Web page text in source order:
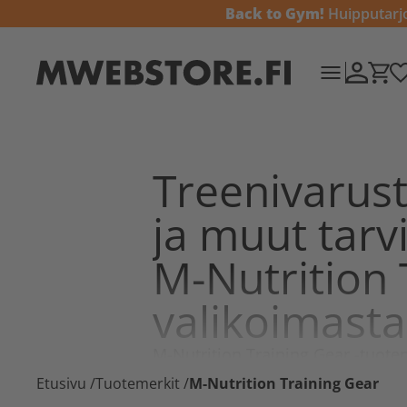
Back to Gym!
ja muut
M-Nutrition
monipuolisiin ja tehokkaisiin
verkkokaupasta esimerkiksi
Etusivu /Tuotemerkit /M-Nutrition Training Gear